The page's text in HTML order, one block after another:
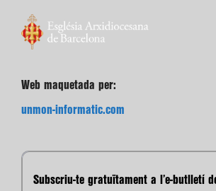
Web maquetada per:
unmon-informatic.com
Subscriu-te gratuïtament a l’e-butlletí